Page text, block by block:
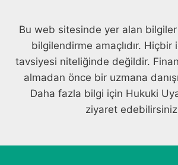
Bu web sitesinde yer alan bilgiler
bilgilendirme amaçlıdır. Hiçbir
tavsiyesi niteliğinde değildir.
almadan önce bir uzmana
Daha fazla bilgi için Hukuki
ziyaret